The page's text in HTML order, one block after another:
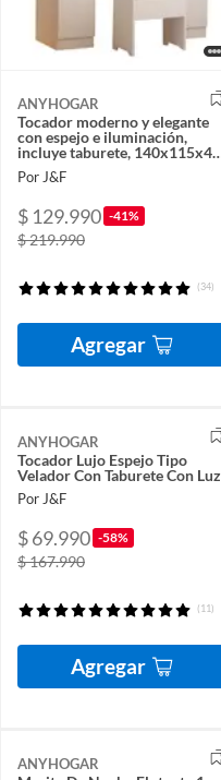
ANYHOGAR
Tocador moderno y elegante
con espejo e iluminación,
incluye taburete, 140x115x40
cm
Por J&F
$ 129.990 -41%
$ 219.990
(34)
Agregar
ANYHOGAR
Tocador Lujo Espejo Tipo
Velador Con Taburete Con Luz
Por J&F
$ 69.990 -58%
$ 167.990
(11)
Agregar
ANYHOGAR